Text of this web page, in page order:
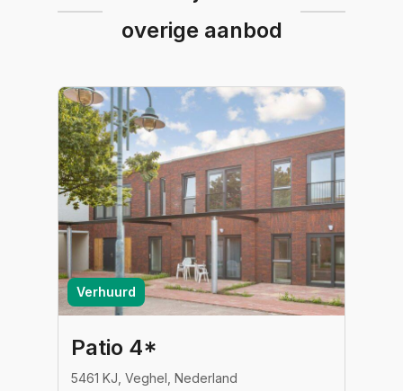
overige aanbod
Verhuurd
Patio 4*
5461 KJ, Veghel, Nederland